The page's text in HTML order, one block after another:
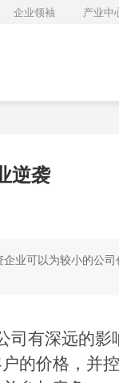
企业领袖 产业中
逆袭
业可以为较小的公
司有深远的
的价格，并